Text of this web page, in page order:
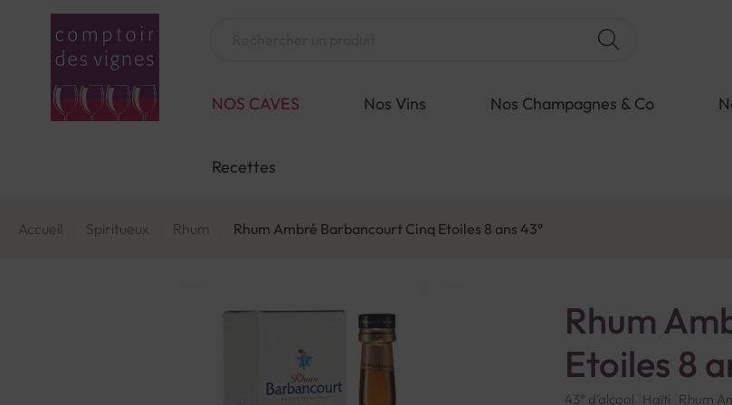
NOS CAVES Nos Vins Nos Champagnes & Co
Recettes
Accueil Spiritueux Rhum Rhum Ambré Barbancourt Cinq Etoiles 8 ans 43°
Rhum
Etoiles 8
43° d'alcool Haïti Rhum